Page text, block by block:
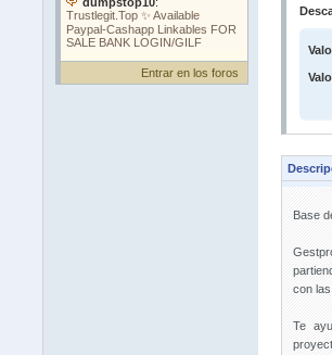
Entrar en los foros
Base
con
Te